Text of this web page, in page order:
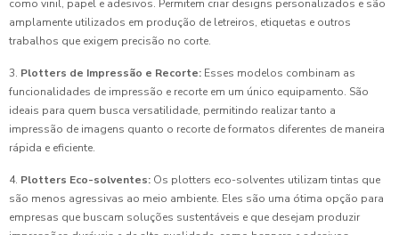
como vinil, papel e adesivos. Permitem criar designs personalizados e são
amplamente utilizados em produção de letreiros, etiquetas e outros
trabalhos que exigem precisão no corte.
3. Plotters de Impressão e Recorte: Esses modelos combinam as
funcionalidades de impressão e recorte em um único equipamento. São
ideais para quem busca versatilidade, permitindo realizar tanto a
impressão de imagens quanto o recorte de formatos diferentes de maneira
rápida e eficiente.
4. Plotters Eco-solventes: Os plotters eco-solventes utilizam tintas que
são menos agressivas ao meio ambiente. Eles são uma ótima opção para
empresas que buscam soluções sustentáveis e que desejam produzir